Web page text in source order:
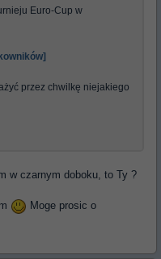
Euro-Cup w
przez chwilkę niejakiego
w czarnym doboku, to Ty ?
Moge prosic o